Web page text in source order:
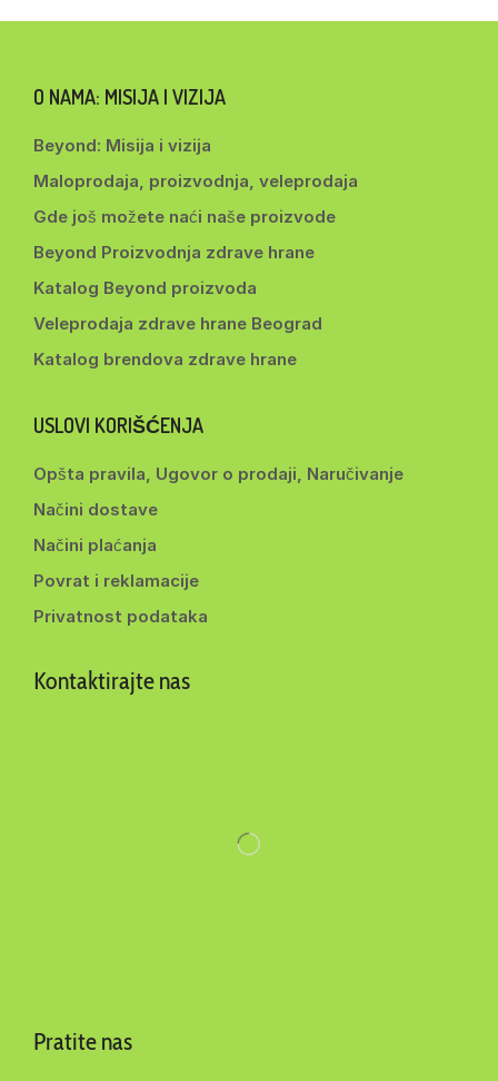
O NAMA: MISIJA I VIZIJA
Beyond: Misija i vizija
Maloprodaja, proizvodnja, veleprodaja
Gde još možete naći naše proizvode
Beyond Proizvodnja zdrave hrane
Katalog Beyond proizvoda
Veleprodaja zdrave hrane Beograd
Katalog brendova zdrave hrane
USLOVI KORIŠĆENJA
Opšta pravila, Ugovor o prodaji, Naručivanje
Načini dostave
Načini plaćanja
Povrat i reklamacije
Privatnost podataka
Kontaktirajte nas
Pratite nas